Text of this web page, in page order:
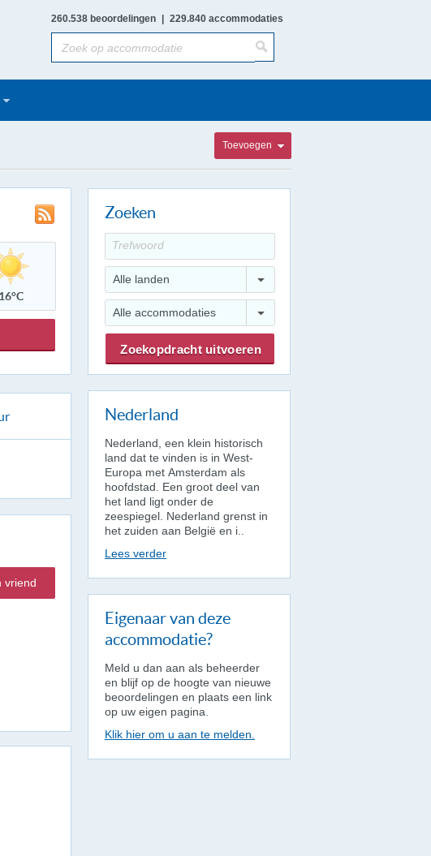
260.538 beoordelingen 229.840 accommodaties
Toevoegen
16°C
vriend
Zoeken
Alle landen
Alle accommodaties
Nederland
Nederland, een klein historisch
land dat te vinden is in West-
Europa met Amsterdam als
hoofdstad. Een groot deel van
het land ligt onder de
zeespiegel. Nederland grenst in
het zuiden aan België en i..
Lees verder
Eigenaar van deze
accommodatie?
Meld u dan aan als beheerder
en blijf op de hoogte van nieuwe
beoordelingen en plaats een link
op uw eigen pagina.
Klik hier om u aan te melden.